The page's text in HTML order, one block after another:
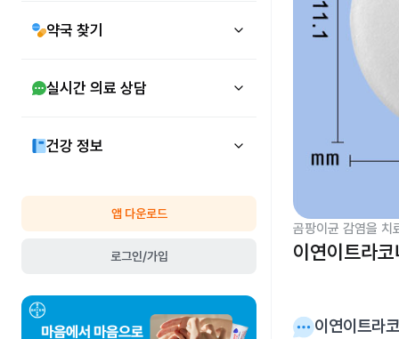
약국 찾기
실시간 의료 상담
건강 정보
앱 다운로드
로그인/가입
곰팡이균 감염을 치
이연이트라
이연이트라